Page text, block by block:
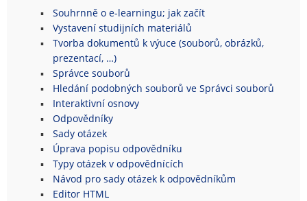
Souhrnně o e-learningu; jak začít
Vystavení studijních materiálů
Tvorba dokumentů k výuce (souborů, obrázků,
prezentací, …)
Správce souborů
Hledání podobných souborů ve Správci souborů
Interaktivní osnovy
Odpovědníky
Sady otázek
Úprava popisu odpovědníku
Typy otázek v odpovědnících
Návod pro sady otázek k odpovědníkům
Editor HTML